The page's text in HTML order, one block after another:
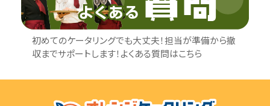
初めてのケータリングでも大丈夫！担当が準備から撤
収までサポートします！よくある質問はこちら